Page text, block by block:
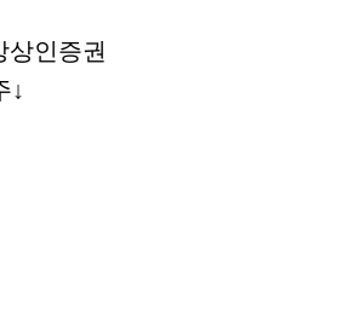
상인증권
↓